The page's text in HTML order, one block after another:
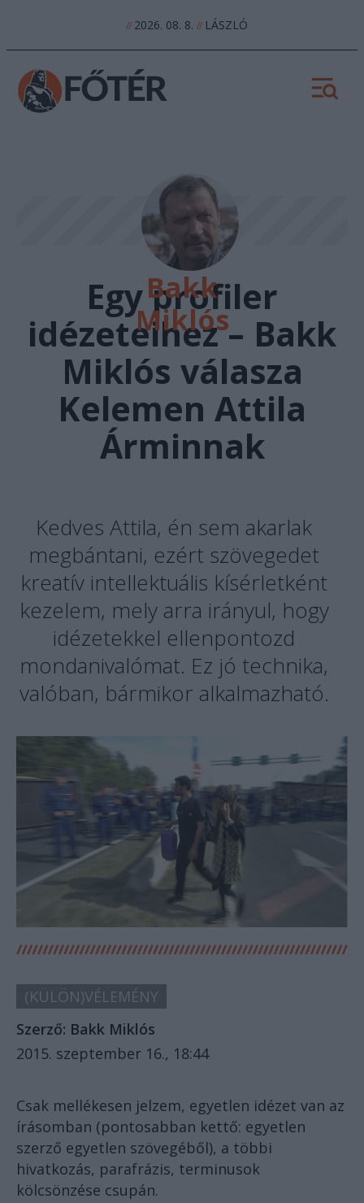
//2026. 08. 8. //LÁSZLÓ
Bakk
Miklós
Egy profiler
idézeteihez – Bakk
Miklós válasza
Kelemen Attila
Árminnak
Kedves Attila, én sem akarlak
megbántani, ezért szövegedet
kreatív intellektuális kísérletként
kezelem, mely arra irányul, hogy
idézetekkel ellenpontozd
mondanivalómat. Ez jó technika,
valóban, bármikor alkalmazható.
(KÜLÖN)VÉLEMÉNY
Szerző: Bakk Miklós
2015. szeptember 16., 18:44
Csak mellékesen jelzem, egyetlen idézet van az
írásomban (pontosabban kettő: egyetlen
szerző egyetlen szövegéből), a többi
hivatkozás, parafrázis, terminusok
kölcsönzése csupán.